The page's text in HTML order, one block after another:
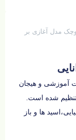
مدل آغازی بر
و فعالیت آموزشی و هیجان
تنظیم شده است.
ها و باز